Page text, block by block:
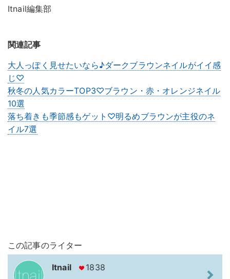
Itnail編集部
関連記事
大人っぽく見せたいなら♪ダークブラウンネイルがイイ感
じ♡
秋冬の人気カラーTOP3♡ブラウン・赤・オレンジネイル
10選
落ち着きも季節感もゲット♡明るめブラウンが主役のネ
イル7選
この記事のライター
Itnail 1838